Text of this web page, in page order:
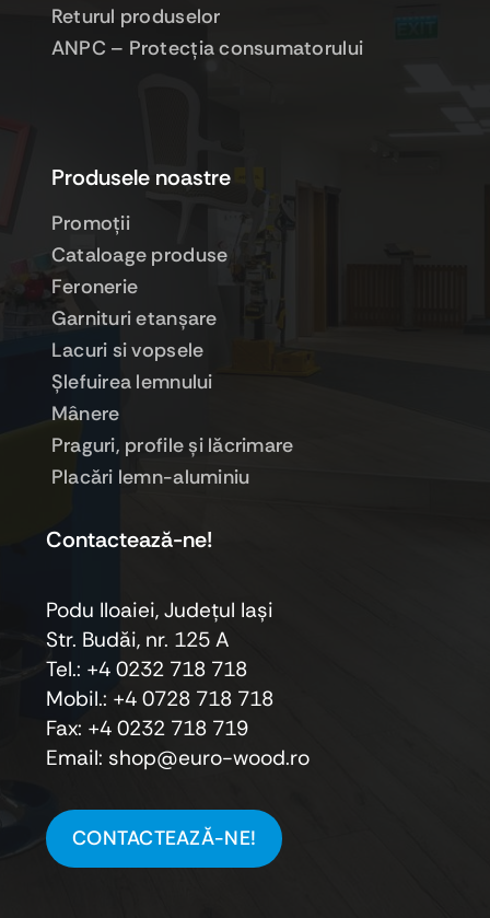
Produsele noastre
Promoţii
Cataloage produse
Feronerie
Garnituri etanşare
Lacuri si vopsele
Şlefuirea lemnului
Mânere
Praguri, profile şi lăcrimare
Placări lemn-aluminiu
Returul produselor
ANPC – Protecţia consumatorului
Contactează-ne!
Podu Iloaiei, Judeţul Iaşi
Str. Budăi, nr. 125 A
Tel.: +4 0232 718 718
Mobil.: +4 0728 718 718
Fax: +4 0232 718 719
Email: shop@euro-wood.ro
CONTACTEAZĂ-NE!